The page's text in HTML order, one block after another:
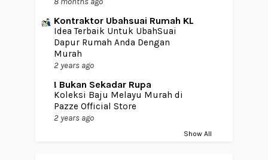
Kontraktor Ubahsuai Rumah KL
Idea Terbaik Untuk UbahSuai
Dapur Rumah Anda Dengan
Murah
2 years ago
! Bukan Sekadar Rupa
Koleksi Baju Melayu Murah di
Pazze Official Store
2 years ago
Show All